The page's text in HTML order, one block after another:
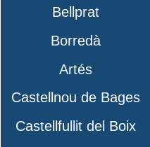
Bellprat
Borredà
Artés
Castellnou de Bages
Castellfullit del Boix